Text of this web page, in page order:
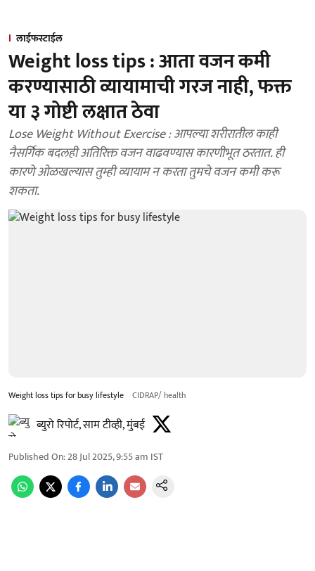
लाईफस्टाईल
Weight loss tips : आता वजन कमी
करण्यासाठी व्यायामाची गरज नाही, फक्त
या ३ गोष्टी लक्षात ठेवा
Lose Weight Without Exercise : आपल्या शरीरातील काही
नैसर्गिक बदलही अतिरिक्त वजन वाढवण्यास कारणीभूत ठरतात. ही
कारणे ओळखल्यास तुम्ही व्यायाम न करता तुमचे वजन कमी करू
शकता.
Weight loss tips for busy lifestyle CIDRAP/ health
ब्युरो रिपोर्ट, साम टीव्ही, मुंबई
Published On:28 Jul 2025, 9:55 am IST